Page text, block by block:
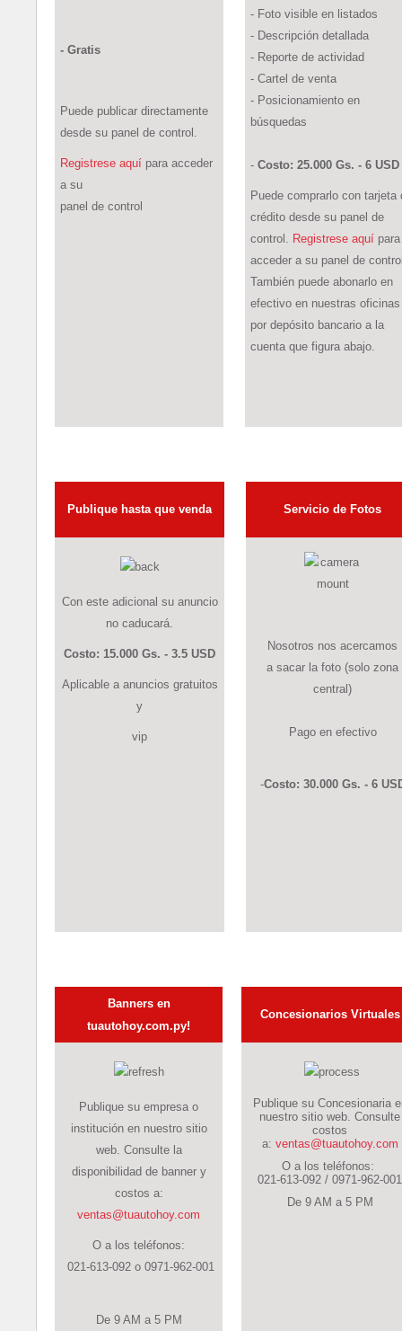
- Gratis
Puede publicar directamente
desde su panel de control.
Registrese aquí para acceder
a su
panel de control
- Foto visible en listados
- Descripción detallada
- Reporte de actividad
- Cartel de venta
- Posicionamiento en
búsquedas
- Costo: 25.000 Gs. - 6 USD
Puede comprarlo con tarjeta
crédito desde su panel de
control. Registrese aquí para
acceder a su panel de
También puede abonarlo en
efectivo en nuestras
por depósito bancario a la
cuenta que figura abajo.
Publique hasta que venda Servicio de Fotos
Con este adicional su anuncio
no caducará.
Costo: 15.000 Gs. - 3.5 USD
Aplicable a anuncios gratuitos
y
vip
Nosotros nos acercamos
a sacar la foto (solo zona
central)
Pago en efectivo
-Costo: 30.000 Gs. - 6
Banners en
tuautohoy.com.py!
Concesionarios Virtuales
Publique su empresa o
institución en nuestro sitio
web. Consulte la
disponibilidad de banner y
costos a:
ventas@tuautohoy.com
O a los teléfonos:
021-613-092 o 0971-962-001
De 9 AM a 5 PM
Publique su Concesionaria
nuestro sitio web. Consulte
costos
a: ventas@tuautohoy.com
O a los teléfonos:
021-613-092 / 0971-962-001
De 9 AM a 5 PM